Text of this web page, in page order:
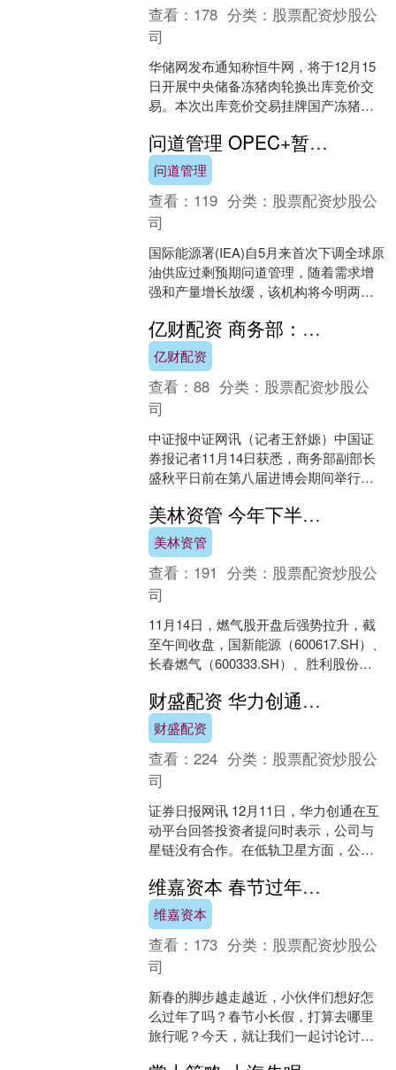
查看： 178 分类： 股票配资炒股公
司
华储网发布通知称恒牛网，将于12月15
日开展中央储备冻猪肉轮换出库竞价交
易。本次出库竞价交易挂牌国产冻猪肉
问道管理 OPEC+暂停增产、需求改善，IEA自5月来首度下调原油过剩预期
问道管理
查看： 119 分类： 股票配资炒股公
司
国际能源署(IEA)自5月来首次下调全球原
油供应过剩预期问道管理，随着需求增
强和产量增长放缓，该机构将今明两年
将202....
亿财配资 商务部：自贸试验区将继续以制度创新赋能西部和沿边地区开发开放
亿财配资
查看：88 分类： 股票配资炒股公
司
中证报中证网讯（记者王舒嫄）中国证
券报记者11月14日获悉，商务部副部长
盛秋平日前在第八届进博会期间举行
表示，自贸试验区是....
美林资管 今年下半年首场寒潮来袭，燃气板块多股涨停
美林资管
查看： 191 分类： 股票配资炒股公
司
11月14日，燃气股开盘后强势拉升，截
至午间收盘，国新能源（600617.SH）、
长春燃气（600333.SH）、胜利股份
财盛配资 华力创通：公司与星链没有合作
财盛配资
查看：224 分类： 股票配资炒股公
司
证券日报网讯 12月11日，华力创通在互
动平台回答投资者提问时表示，公司与
星链没有合作。在低轨卫星方面，公司
系。 （文章来源：....
维嘉资本 春节过年，如果只能选一个城市旅行，我建议你来厦门
维嘉资本
查看： 173 分类： 股票配资炒股公
司
新春的脚步越走越近，小伙伴们想好怎
么过年了吗？春节小长假，打算去哪里
旅行呢？今天，就让我们一起讨论讨论